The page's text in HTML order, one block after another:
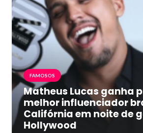
FAMOSOS
Matheus Lucas ganha
melhor influenciador
Califórnia em noite de
Hollywood